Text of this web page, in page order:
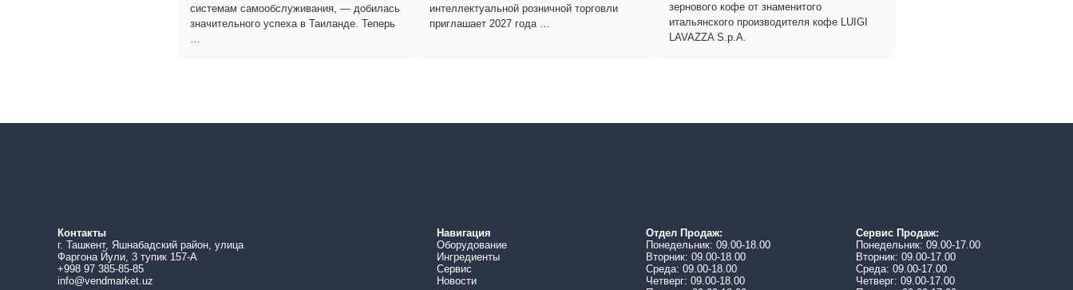
системам самообслуживания, — добилась
значительного успеха в Таиланде. Теперь
…
интеллектуальной розничной торговли
приглашает 2027 года …
зернового кофе от знаменитого
итальянского производителя кофе LUIGI
LAVAZZA S.p.A.
Контакты
г. Ташкент, Яшнабадский район, улица
Фаргона Йули, 3 тупик 157-А
+998 97 385-85-85
info@vendmarket.uz
Навигация
Оборудование
Ингредиенты
Сервис
Новости
Отдел Продаж:
Понедельник: 09.00-18.00
Вторник: 09.00-18.00
Среда: 09.00-18.00
Четверг: 09.00-18.00
Сервис Продаж:
Понедельник: 09.00-17.00
Вторник: 09.00-17.00
Среда: 09.00-17.00
Четверг: 09.00-17.00